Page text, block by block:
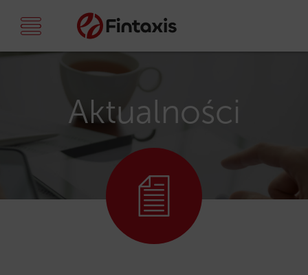
Aktualności